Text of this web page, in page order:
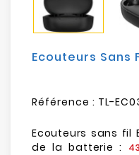
Mobilités
Ecouteurs Sans
Référence : TL-
Ecouteurs sans fil
de la batterie :